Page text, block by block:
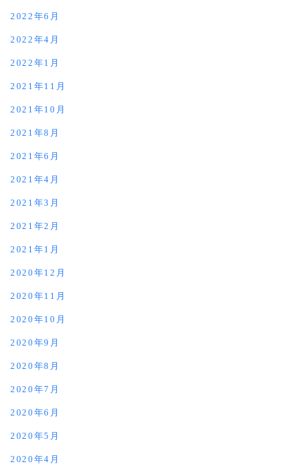
2022年6月
2022年4月
2022年1月
2021年11月
2021年10月
2021年8月
2021年6月
2021年4月
2021年3月
2021年2月
2021年1月
2020年12月
2020年11月
2020年10月
2020年9月
2020年8月
2020年7月
2020年6月
2020年5月
2020年4月